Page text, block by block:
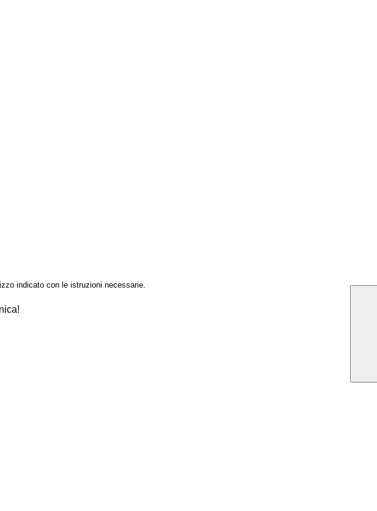
indicato con le istruzioni necessarie.